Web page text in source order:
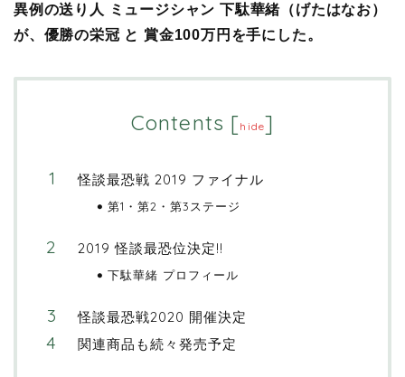
異例の送り人 ミュージシャン 下駄華緒（げたはなお）
が、優勝の栄冠 と 賞金100万円を手にした。
Contents [hide]
怪談最恐戦 2019 ファイナル
第1・第2・第3ステージ
2019 怪談最恐位決定!!
下駄華緒 プロフィール
怪談最恐戦2020 開催決定
関連商品も続々発売予定